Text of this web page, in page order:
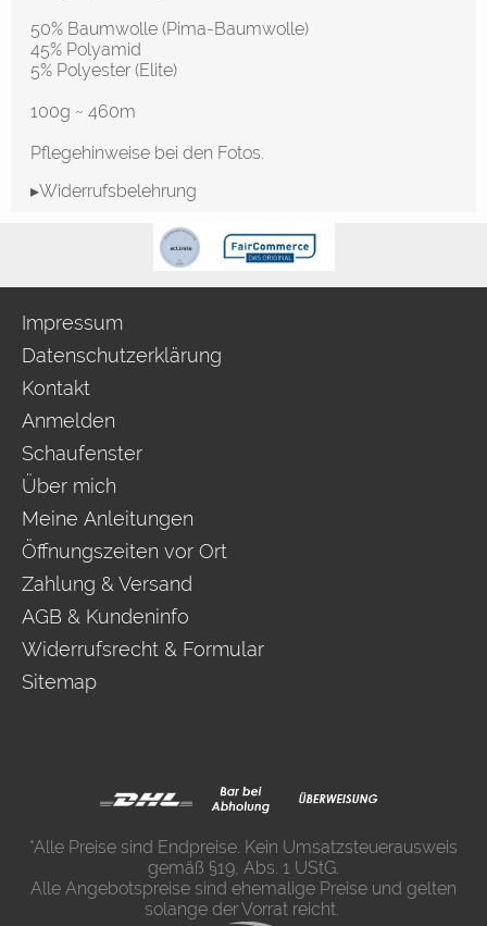
50% Baumwolle (Pima-Baumwolle)
45% Polyamid
5% Polyester (Elite)
100g ~ 460m
Pflegehinweise bei den Fotos.
▸Widerrufsbelehrung
Impressum
Datenschutzerklärung
Kontakt
Anmelden
Schaufenster
Über mich
Meine Anleitungen
Öffnungszeiten vor Ort
Zahlung & Versand
AGB & Kundeninfo
Widerrufsrecht & Formular
Sitemap
*Alle Preise sind Endpreise. Kein Umsatzsteuerausweis
gemäß §19, Abs. 1 UStG.
Alle Angebotspreise sind ehemalige Preise und gelten
solange der Vorrat reicht.